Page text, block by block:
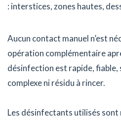
: interstices, zones hautes,
Aucun contact manuel n’est
opération complémentaire
désinfection est rapide, fiable,
complexe ni résidu à rincer.
Les désinfectants utilisés